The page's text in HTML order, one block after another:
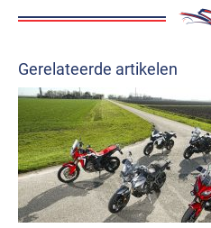
Gerelateerde artikelen